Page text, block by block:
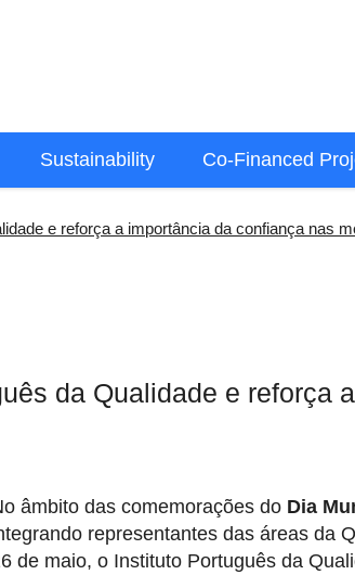
Sustainability Co-Financed
e reforça a importância da confiança nas
da Qualidade e reforça
âmbito das comemorações do Dia
representantes das áreas da
de maio, o Instituto Português da